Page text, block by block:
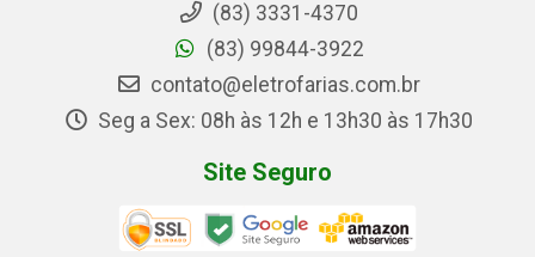
(83) 3331-4370
(83) 99844-3922
contato@eletrofarias.com.br
Seg a Sex: 08h às 12h e 13h30 às 17h30
Site Seguro